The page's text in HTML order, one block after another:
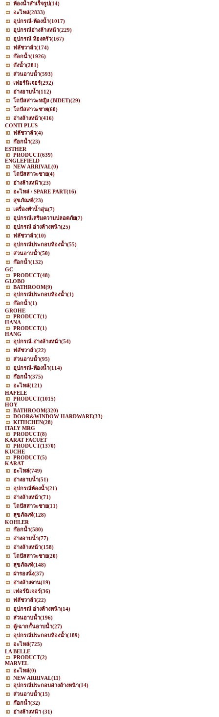
ห้องน้ำสำเร็จรูป(14)
อะไหล่(2833)
อุปกรณ์-ห้องน้ำ(1017)
อุปกรณ์อ่างล้างหน้า(229)
อุปกรณ์ ห้องครัว(167)
ฟลัชวาล์ว(174)
ก๊อกน้ำ(1926)
ถังน้ำ(281)
ส่วนอาบน้ำ(593)
เฟอร์นิเจอร์(292)
อ่างอาบน้ำ(112)
โถปัสสาวะหญิง (BIDET)(29)
โถปัสสาวะชาย(60)
อ่างล้างหน้า(416)
CONTI PLUS
ฟลัชวาล์ว(4)
ก๊อกน้ำ(23)
ESTHER
PRODUCT(639)
ENGLEFIELD
NEW ARRIVAL(0)
โถปัสสาวะชาย(4)
อ่างล้างหน้า(23)
อะไหล่ / SPARE PART(16)
สุขภัณฑ์(23)
เครื่องทำน้ำอุ่น(7)
อุปกรณ์เสริมความปลอดภัย(7)
อุปกรณ์ อ่างล้างหน้า(25)
ฟลัชวาล์ว(10)
อุปกรณ์ประกอบห้องน้ำ(55)
ส่วนอาบน้ำ(50)
ก๊อกน้ำ(132)
GC
PRODUCT(48)
GLOBO
BATHROOM(9)
อุปกรณ์ประกอบห้องน้ำ(1)
ก๊อกน้ำ(1)
GROHE
PRODUCT(1)
HANA
PRODUCT(1)
HANG
อุปกรณ์-อ่างล้างหน้า(54)
ฟลัชวาล์ว(22)
ส่วนอาบน้ำ(95)
อุปกรณ์-ห้องน้ำ(114)
ก๊อกน้ำ(375)
อะไหล่(121)
HAFELE
PRODUCT(1015)
HOY
BATHROOM(320)
DOOR&WINDOW HARDWARE(33)
KITHCHEN(28)
ITALY MRG
PRODUCT(8)
KARAT FACUET
PRODUCT(1370)
KUCHE
PRODUCT(5)
KARAT
อะไหล่(749)
อ่างอาบน้ำ(51)
อุปกรณ์ห้องน้ำ(21)
อ่างล้างหน้า(71)
โถปัสสาวะชาย(11)
สุขภัณฑ์(128)
KOHLER
ก๊อกน้ำ(580)
อ่างอาบน้ำ(77)
อ่างล้างหน้า(158)
โถปัสสาวะชาย(20)
สุขภัณฑ์(148)
ฝารองนั่ง(37)
อ่างล้างจาน(19)
เฟอร์นิเจอร์(36)
ฟลัชวาล์ว(22)
อุปกรณ์ อ่างล้างหน้า(14)
ส่วนอาบน้ำ(196)
ตู้/ฉากกั้นอาบน้ำ(27)
อุปกรณ์ประกอบห้องน้ำ(189)
อะไหล่(725)
LA BELLE
PRODUCT(2)
MARVEL
อะไหล่(0)
NEW ARRIVAL(11)
อุปกรณ์ประกอบอ่างล้างหน้า(14)
ส่วนอาบน้ำ(15)
ก๊อกน้ำ(32)
อ่างล้างหน้า (31)